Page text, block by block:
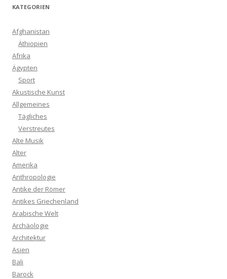
KATEGORIEN
Afghanistan
Äthiopien
Afrika
Ägypten
Sport
Akustische Kunst
Allgemeines
Tägliches
Verstreutes
Alte Musik
Alter
Amerika
Anthropologie
Antike der Römer
Antikes Griechenland
Arabische Welt
Archäologie
Architektur
Asien
Bali
Barock